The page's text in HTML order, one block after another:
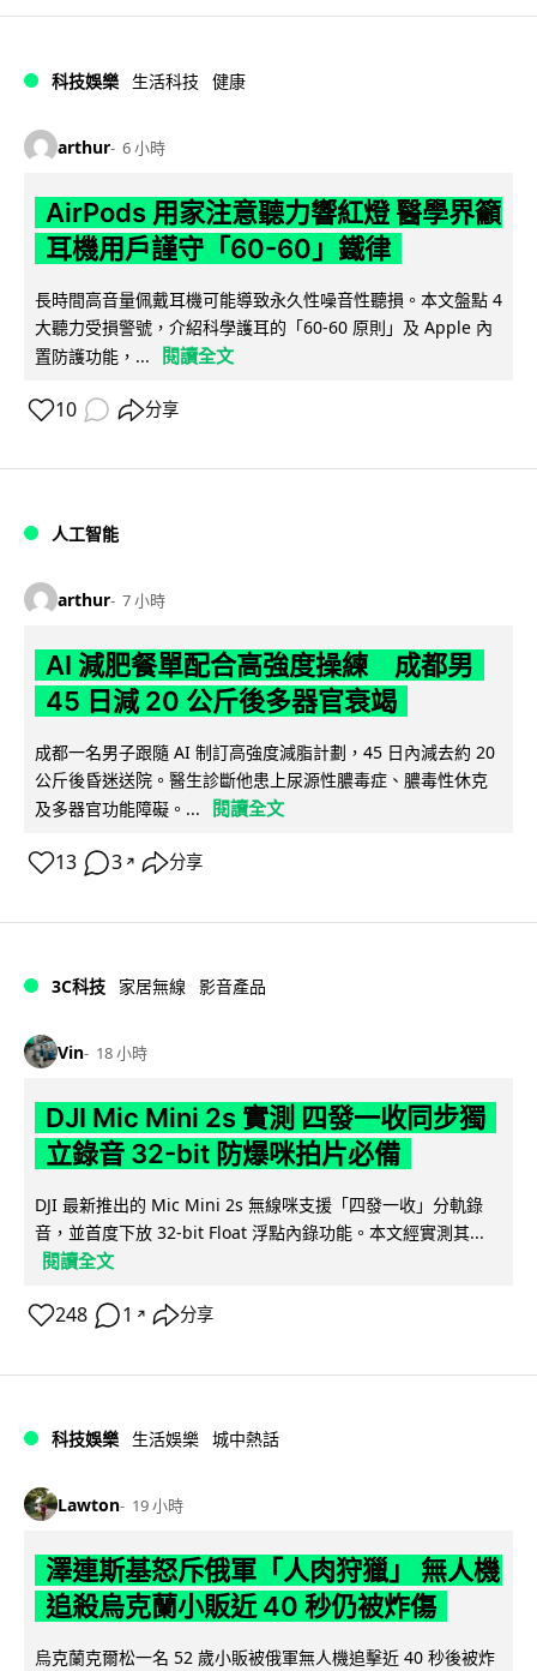
科技娛樂 生活科技 健康
arthur 6 小時
AirPods 用家注意聽力響紅燈 醫學界籲
耳機用戶謹守「60-60」鐵律
長時間高音量佩戴耳機可能導致永久性噪音性聽損。本文盤點 4
大聽力受損警號，介紹科學護耳的「60-60 原則」及 Apple 內
置防護功能，...
閱讀全文
10 分享
人工智能
arthur 7 小時
AI 減肥餐單配合高強度操練 成都男
45 日減 20 公斤後多器官衰竭
成都一名男子跟隨 AI 制訂高強度減脂計劃，45 日內減去約 20
公斤後昏迷送院。醫生診斷他患上尿源性膿毒症、膿毒性休克
及多器官功能障礙。...
閱讀全文
13 3 ↗ 分享
3C科技 家居無線 影音產品
Vin 18 小時
DJI Mic Mini 2s 實測 四發一收同步獨
立錄音 32-bit 防爆咪拍片必備
DJI 最新推出的 Mic Mini 2s 無線咪支援「四發一收」分軌錄
音，並首度下放 32-bit Float 浮點內錄功能。本文經實測其...
閱讀全文
248 1 ↗ 分享
科技娛樂 生活娛樂 城中熱話
Lawton 19 小時
澤連斯基怒斥俄軍「人肉狩獵」 無人機
追殺烏克蘭小販近 40 秒仍被炸傷
烏克蘭克爾松一名 52 歲小販被俄軍無人機追擊近 40 秒後被炸